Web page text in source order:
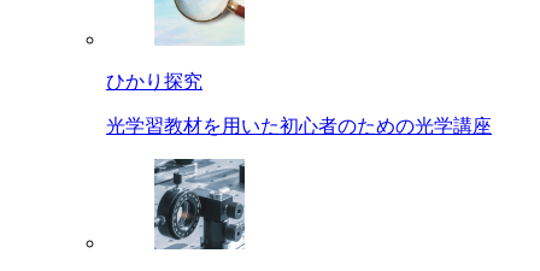
ひかり探究
光学習教材を用いた初心者のための光学講座